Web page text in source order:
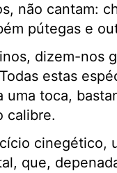
não cantam:
pútegas e
dizem-nos
estas
uma toca,
calibre.
cinegético,
que,